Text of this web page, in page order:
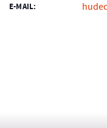
E-MAIL: